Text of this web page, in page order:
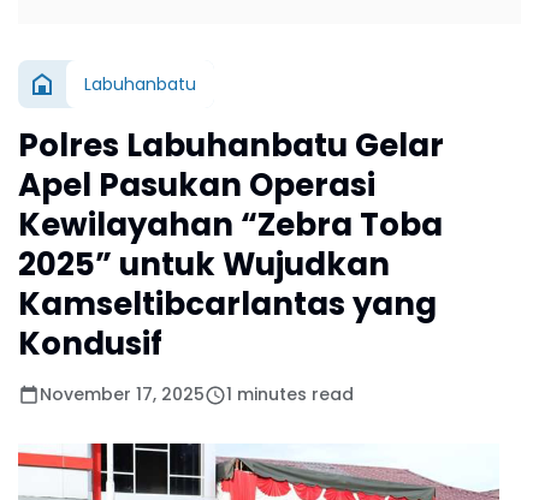
Labuhanbatu
Polres Labuhanbatu Gelar
Apel Pasukan Operasi
Kewilayahan “Zebra Toba
2025” untuk Wujudkan
Kamseltibcarlantas yang
Kondusif
November 17, 2025 1 minutes read